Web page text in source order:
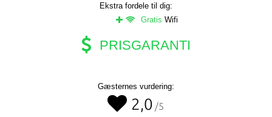
Ekstra fordele til dig:
Gratis Wifi
PRISGARANTI
Gæsternes vurdering:
2,0 /5